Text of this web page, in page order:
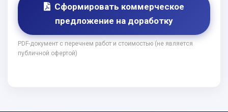
Сформировать коммерческое
предложение на доработку
PDF-документ с перечнем работ и стоимостью (не является
публичной офертой)